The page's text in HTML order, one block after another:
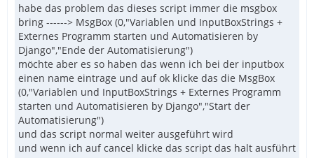
habe das problem das dieses script immer die msgbox
bring ------> MsgBox (0,"Variablen und InputBoxStrings +
Externes Programm starten und Automatisieren by
Django","Ende der Automatisierung")
möchte aber es so haben das wenn ich bei der inputbox
einen name eintrage und auf ok klicke das die MsgBox
(0,"Variablen und InputBoxStrings + Externes Programm
starten und Automatisieren by Django","Start der
Automatisierung")
und das script normal weiter ausgeführt wird
und wenn ich auf cancel klicke das script das halt ausführt